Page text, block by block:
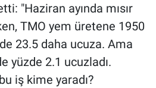
"Haziran ayında mısır
TMO yem üretene 1950
23.5 daha ucuza. Ama
yüzde 2.1 ucuzladı.
iş kime yaradı?